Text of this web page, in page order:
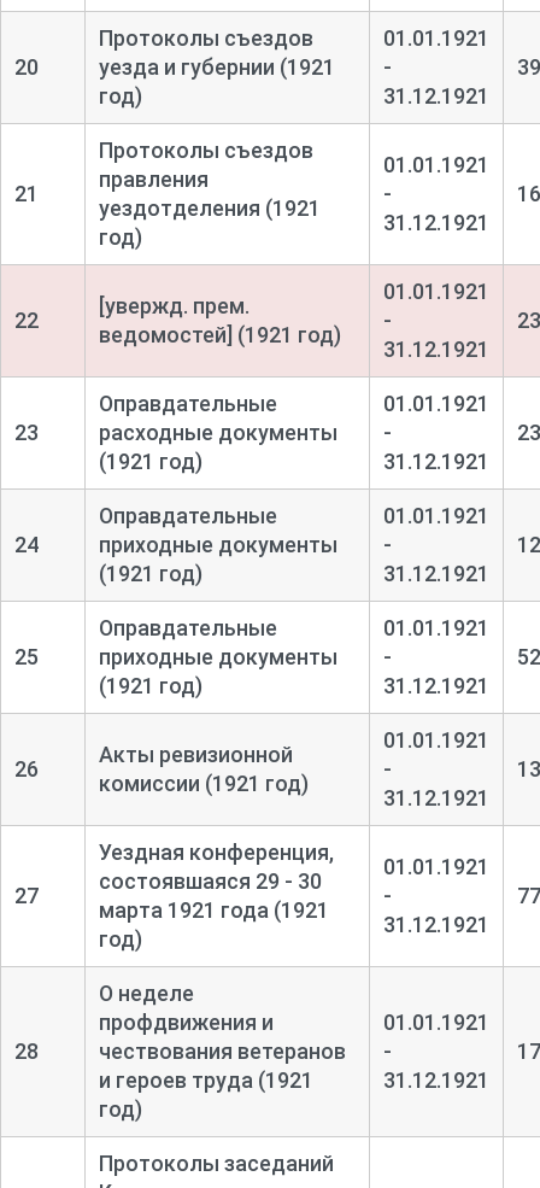
20
Протоколы съездов
уезда и губернии (1921
год)
01.01.1921
-
31.12.1921
39
21
Протоколы съездов
правления
уездотделения (1921
год)
01.01.1921
-
31.12.1921
16
22
[увержд. прем.
ведомостей] (1921 год)
01.01.1921
-
31.12.1921
23
Оправдательные
расходные документы
(1921 год)
01.01.1921
-
31.12.1921
24
Оправдательные
приходные документы
(1921 год)
01.01.1921
-
31.12.1921
25
Оправдательные
приходные документы
(1921 год)
01.01.1921
-
31.12.1921
26
Акты ревизионной
комиссии (1921 год)
01.01.1921
-
31.12.1921
13
27
Уездная конференция,
состоявшаяся 29 - 30
марта 1921 года (1921
год)
01.01.1921
-
31.12.1921
77
28
О неделе
профдвижения и
чествования ветеранов
и героев труда (1921
год)
01.01.1921
-
31.12.1921
17
Протоколы заседаний